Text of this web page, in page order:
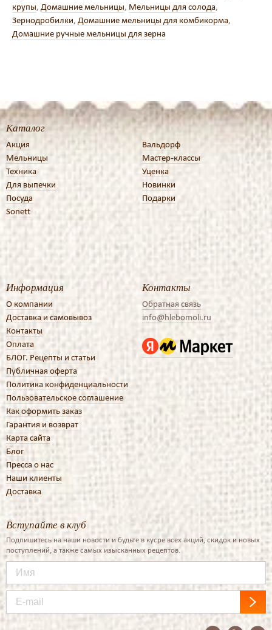
крупы, Домашние мельницы, Мельницы для солода,
Зернодробилки, Домашние мельницы для комбикорма,
Домашние ручные мельницы для зерна
Каталог
Акция
Мельницы
Техника
Для выпечки
Посуда
Sonett
Вальдорф
Мастер-классы
Уценка
Новинки
Подарки
Информация
О компании
Доставка и самовывоз
Контакты
Оплата
БЛОГ. Рецепты и статьи
Публичная оферта
Политика конфиденциальности
Пользовательское соглашение
Как оформить заказ
Гарантия и возврат
Карта сайта
Блог
Пресса о нас
Наши клиенты
Доставка
Контакты
Обратная связь
info@hlebomoli.ru
Вступайте в клуб
Подпишитесь на наши новости и будьте в кусре всех акций, скидок и новых
поступлений, а также самых изысканных рецептов.